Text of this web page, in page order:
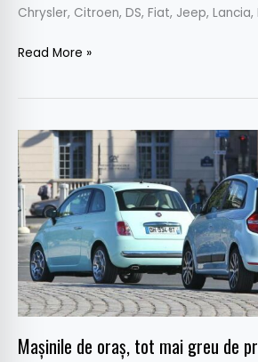
Chrysler, Citroen, DS, Fiat, Jeep,
Read More »
Mașinile de oraș, tot mai greu de
Mașinile
de
oraș,
tot
mai
greu
de
produs
profitabil